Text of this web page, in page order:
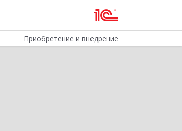
Приобретение и внедрение